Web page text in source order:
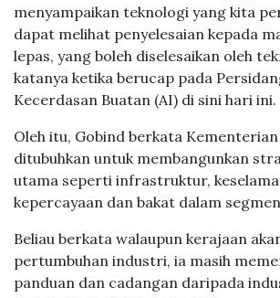
menyampaikan teknologi yang kita
dapat melihat penyelesaian kepada
lepas, yang boleh diselesaikan oleh
katanya ketika berucap pada
Kecerdasan Buatan (AI) di sini hari ini.
Oleh itu, Gobind berkata
ditubuhkan untuk membangunkan
utama seperti infrastruktur,
kepercayaan dan bakat dalam
Beliau berkata walaupun kerajaan
pertumbuhan industri, ia masih
panduan dan cadangan daripada